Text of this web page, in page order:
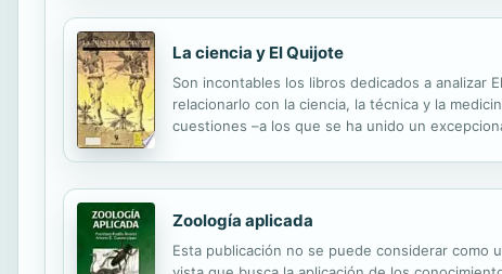
La ciencia y El Quijote
Son incontables los libros dedicados a analizar
relacionarlo con la ciencia, la técnica y la
cuestiones –a los que se ha unido un
Zoología aplicada
Esta publicación no se puede considerar